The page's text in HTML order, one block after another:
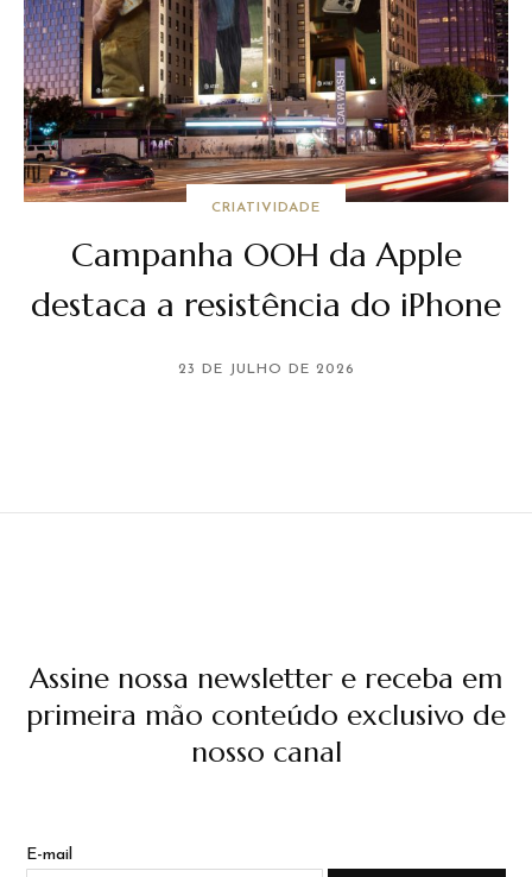
CRIATIVIDADE
Campanha OOH da Apple
destaca a resistência do iPhone
23 DE JULHO DE 2026
Assine nossa newsletter e receba em
primeira mão conteúdo exclusivo de
nosso canal
E-mail